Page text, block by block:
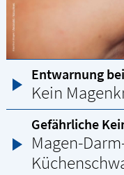
Entwarnung
Kein
Gefährliche
Magen-